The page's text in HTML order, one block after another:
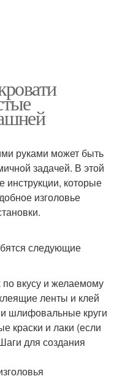
руками может быть
задачей. В этой
инструкции, которые
изголовье
следующие
вкусу и желаемому
ленты и клей
шлифовальные круги
краски и лаки (если
для создания